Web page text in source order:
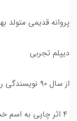
پروانه قدیمی متولد
دیپلم تجربی
از سال ۹۰ نویسندگی رو شروع کردم
۴ اثر چاپی به